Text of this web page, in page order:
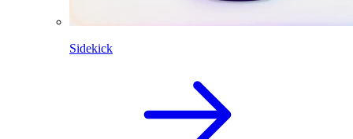
Sidekick